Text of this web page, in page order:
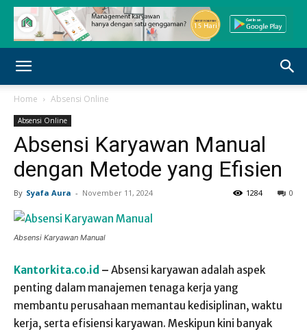
Home Absensi Online
Absensi Online
Absensi Karyawan Manual
dengan Metode yang Efisien
By Syafa Aura - November 11, 2024 0
1284
Absensi Karyawan Manual
Kantorkita.co.id – Absensi karyawan adalah aspek
penting dalam manajemen tenaga kerja yang
membantu perusahaan memantau kedisiplinan, waktu
kerja, serta efisiensi karyawan. Meskipun kini banyak